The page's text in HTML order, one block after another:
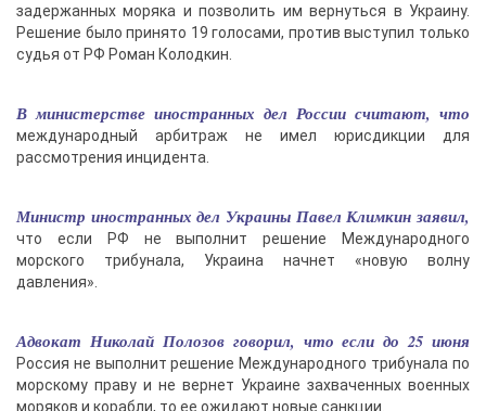
задержанных моряка и позволить им вернуться в Украину.
Решение было принято 19 голосами, против выступил только
судья от РФ Роман Колодкин.
В министерстве иностранных дел России считают, что
международный арбитраж не имел юрисдикции для
рассмотрения инцидента.
Министр иностранных дел Украины Павел Климкин заявил,
что если РФ не выполнит решение Международного
морского трибунала, Украина начнет «новую волну
давления».
Адвокат Николай Полозов говорил, что если до 25 июня
Россия не выполнит решение Международного трибунала по
морскому праву и не вернет Украине захваченных военных
моряков и корабли, то ее ожидают новые санкции.